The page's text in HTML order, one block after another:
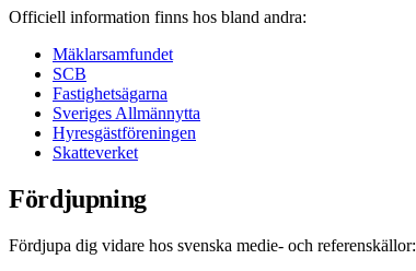
Officiell information finns hos bland andra:
Mäklarsamfundet
SCB
Fastighetsägarna
Sveriges Allmännytta
Hyresgästföreningen
Skatteverket
Fördjupning
Fördjupa dig vidare hos svenska medie- och referenskällor: